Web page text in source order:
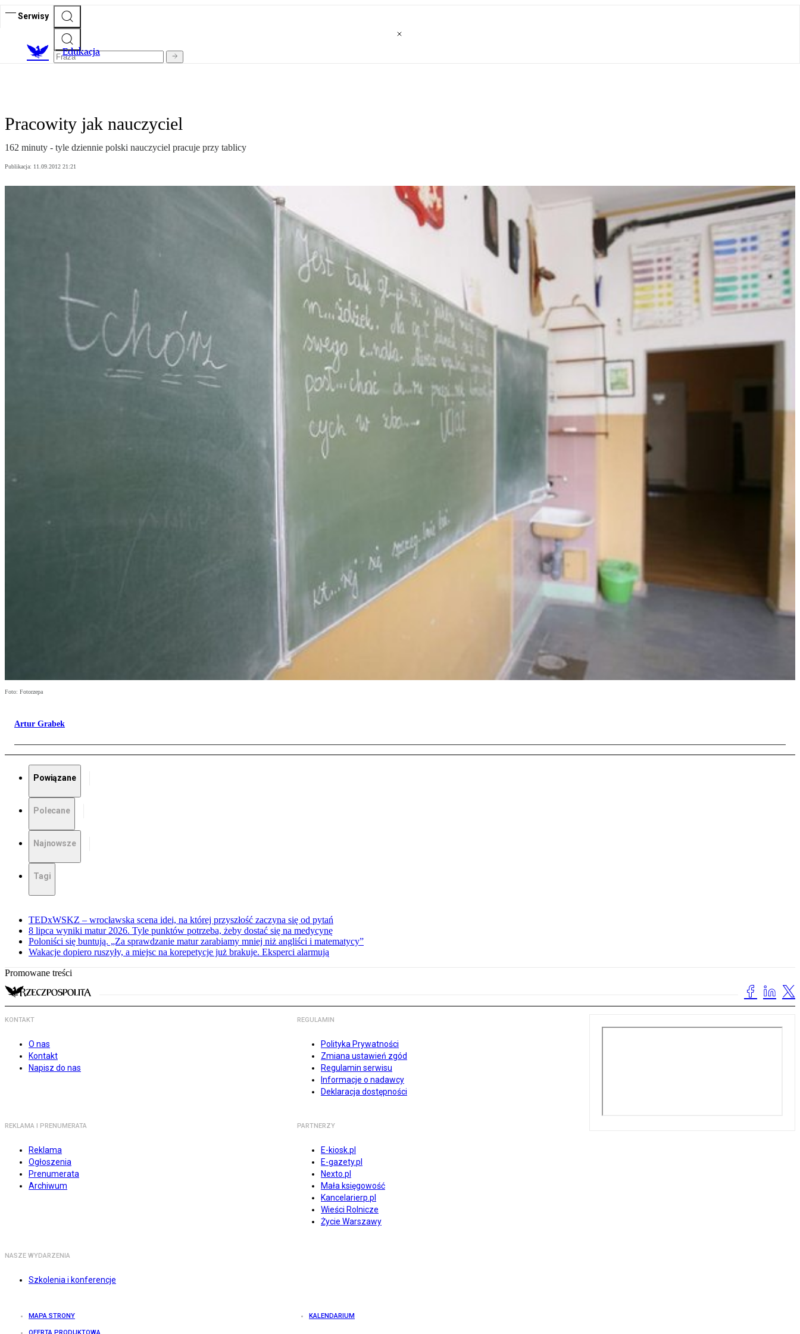
Serwisy
Edukacja
Pracowity jak nauczyciel
162 minuty - tyle dziennie polski nauczyciel pracuje przy tablicy
Publikacja: 11.09.2012 21:21
Foto: Fotorzepa
Artur Grabek
Powiązane
Polecane
Najnowsze
Tagi
TEDxWSKZ – wrocławska scena idei, na której przyszłość zaczyna się od pytań
8 lipca wyniki matur 2026. Tyle punktów potrzeba, żeby dostać się na medycynę
Poloniści się buntują. „Za sprawdzanie matur zarabiamy mniej niż angliści i matematycy”
Wakacje dopiero ruszyły, a miejsc na korepetycje już brakuje. Eksperci alarmują
Promowane treści
KONTAKT
O nas
Kontakt
Napisz do nas
REGULAMIN
Polityka Prywatności
Zmiana ustawień zgód
Regulamin serwisu
Informacje o nadawcy
Deklaracja dostępności
REKLAMA I PRENUMERATA
Reklama
Ogłoszenia
Prenumerata
Archiwum
PARTNERZY
E-kiosk.pl
E-gazety.pl
Nexto.pl
Mała księgowość
Kancelarierp.pl
Wieści Rolnicze
Życie Warszawy
NASZE WYDARZENIA
Szkolenia i konferencje
MAPA STRONY KALENDARIUM